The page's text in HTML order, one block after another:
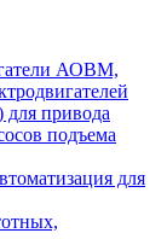
АОВМ,
привода
подъема
для